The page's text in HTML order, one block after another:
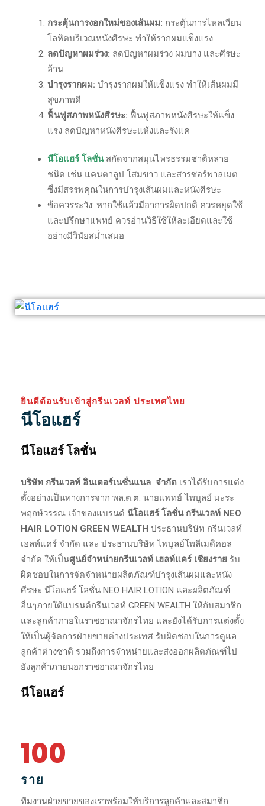
กระตุ้นการงอกใหม่ของเส้นผม: กระตุ้นการไหลเวียน
โลหิตบริเวณหนังศีรษะ ทำให้รากผมแข็งแรง
ลดปัญหาผมร่วง: ลดปัญหาผมร่วง ผมบาง และศีรษะ
ล้าน
บำรุงรากผม: บำรุงรากผมให้แข็งแรง ทำให้เส้นผมมี
สุขภาพดี
ฟื้นฟูสภาพหนังศีรษะ: ฟื้นฟูสภาพหนังศีรษะให้แข็ง
แรง ลดปัญหาหนังศีรษะแห้งและรังแค
นีโอแฮร์ โลชั่น สกัดจากสมุนไพรธรรมชาติหลาย
ชนิด เช่น แคนตาลูป โสมขาว และสารซอร์พาลเมต
ซึ่งมีสรรพคุณในการบำรุงเส้นผมและหนังศีรษะ
ข้อควรระวัง: หากใช้แล้วมีอาการผิดปกติ ควรหยุดใช้
และปรึกษาแพทย์ ควรอ่านวิธีใช้ให้ละเอียดและใช้
อย่างมีวินัยสม่ำเสมอ
ยินดีต้อนรับเข้าสู่กรีนเวลท์ ประเทศไทย
นีโอแฮร์
นีโอแฮร์ โลชั่น
บริษัท กรีนเวลท์ อินเตอร์เนชั่นแนล จำกัด เราได้รับการแต่ง
ตั้งอย่างเป็นทางการจาก พล.ต.ต. นายแพทย์ ไพบูลย์ มะระ
พฤกษ์วรรณ เจ้าของแบรนด์ นีโอแฮร์ โลชั่น กรีนเวลท์ NEO
HAIR LOTION GREEN WEALTH ประธานบริษัท กรีนเวลท์
เฮลท์แคร์ จำกัด และ ประธานบริษัท ไพบูลย์โพลีเมดิคอล
จำกัด ให้เป็นศูนย์จำหน่ายกรีนเวลท์ เฮลท์แคร์ เชียงราย รับ
ผิดชอบในการจัดจำหน่ายผลิตภัณฑ์บำรุงเส้นผมและหนัง
ศีรษะ นีโอแฮร์ โลชั่น NEO HAIR LOTION และผลิตภัณฑ์
อื่นๆภายใต้แบรนด์กรีนเวลท์ GREEN WEALTH ให้กับสมาชิก
และลูกค้าภายในราชอาณาจักรไทย และยังได้รับการแต่งตั้ง
ให้เป็นผู้จัดการฝ่ายขายต่างประเทศ รับผิดชอบในการดูแล
ลูกค้าต่างชาติ รวมถึงการจำหน่ายและส่งออกผลิตภัณฑ์ไป
ยังลูกค้าภายนอกราชอาณาจักรไทย
นีโอแฮร์
100
ราย
ทีมงานฝ่ายขายของเราพร้อมให้บริการลูกค้าและสมาชิก